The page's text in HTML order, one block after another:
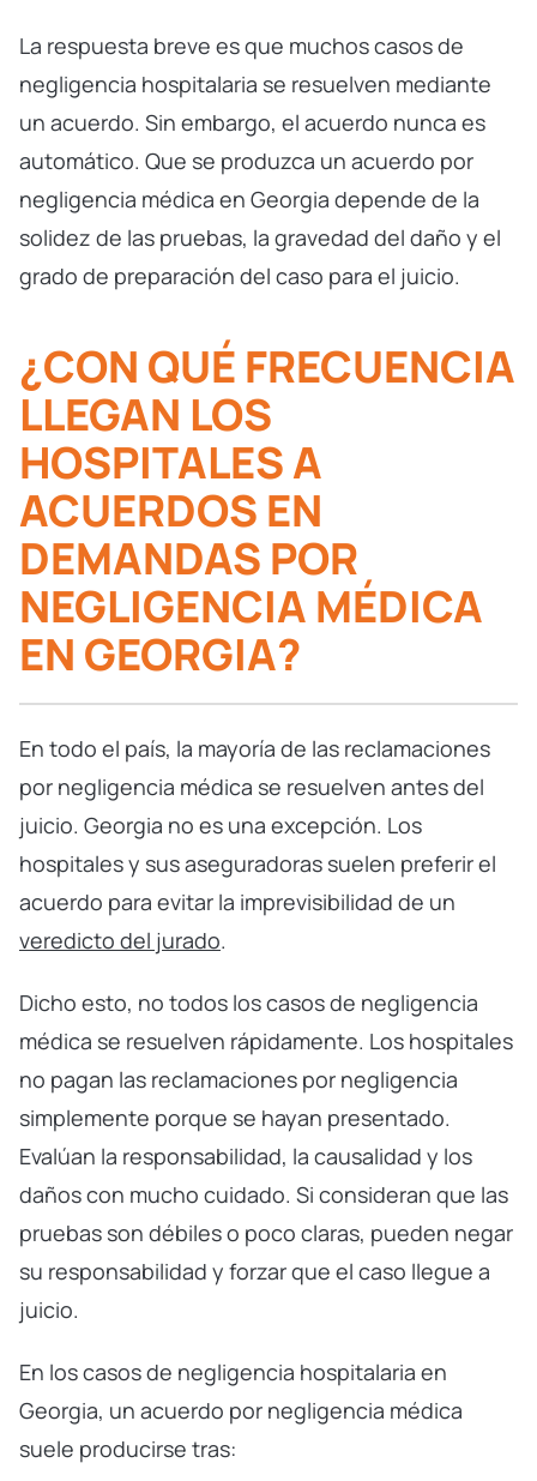
La respuesta breve es que muchos casos de
negligencia hospitalaria se resuelven mediante
un acuerdo. Sin embargo, el acuerdo nunca es
automático. Que se produzca un acuerdo por
negligencia médica en Georgia depende de la
solidez de las pruebas, la gravedad del daño y el
grado de preparación del caso para el juicio.
¿CON QUÉ FRECUENCIA
LLEGAN LOS
HOSPITALES A
ACUERDOS EN
DEMANDAS POR
NEGLIGENCIA MÉDICA
EN GEORGIA?
En todo el país, la mayoría de las reclamaciones
por negligencia médica se resuelven antes del
juicio. Georgia no es una excepción. Los
hospitales y sus aseguradoras suelen preferir el
acuerdo para evitar la imprevisibilidad de un
veredicto del jurado.
Dicho esto, no todos los casos de negligencia
médica se resuelven rápidamente. Los hospitales
no pagan las reclamaciones por negligencia
simplemente porque se hayan presentado.
Evalúan la responsabilidad, la causalidad y los
daños con mucho cuidado. Si consideran que las
pruebas son débiles o poco claras, pueden negar
su responsabilidad y forzar que el caso llegue a
juicio.
En los casos de negligencia hospitalaria en
Georgia, un acuerdo por negligencia médica
suele producirse tras: